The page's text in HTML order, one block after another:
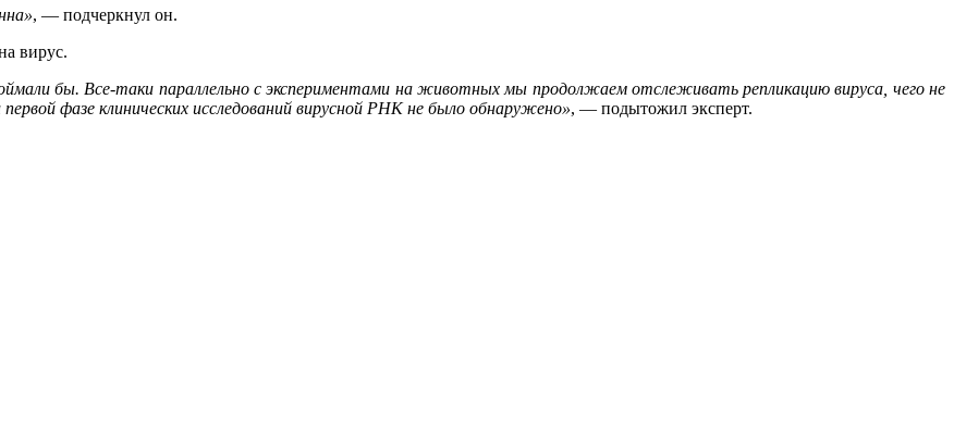
, — подчеркнул он.
вирус.
бы. Все-таки параллельно с экспериментами на животных мы продолжаем отслеживать репликацию вируса, чего не
фазе клинических исследований вирусной РНК не было обнаружено», — подытожил эксперт.